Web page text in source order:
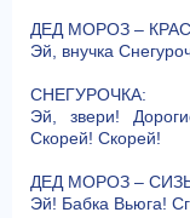
ДЕД МОРОЗ –
Эй, внучка
СНЕГУРОЧКА:
Эй, звери!
Скорей! Скорей!
ДЕД МОРОЗ –
Эй! Бабка Вьюга!